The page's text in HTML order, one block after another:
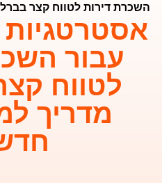
השכרת דירות לטווח קצר
אסטרטגיות
עבור
לטווח
מדריך